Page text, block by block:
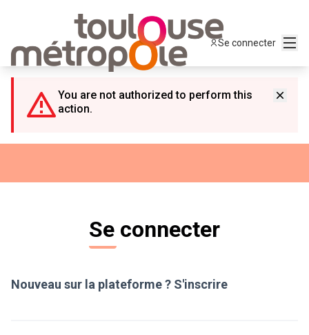
Se connecter
You are not authorized to perform this
action.
Se connecter
Nouveau sur la plateforme ? S'inscrire